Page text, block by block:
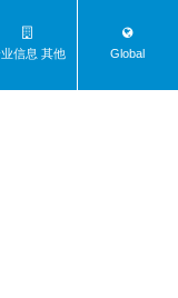
信息 其他 Global